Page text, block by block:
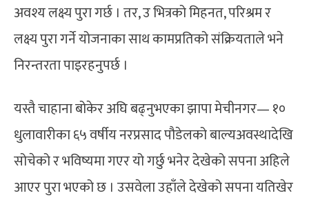
अवश्य लक्ष्य पुरा गर्छ । तर, उ भित्रको मिहनत, परिश्रम र
लक्ष्य पुरा गर्ने योजनाका साथ कामप्रतिको संक्रियताले भने
निरन्तरता पाइरहनुपर्छ ।
यस्तै चाहाना बोकेर अघि बढ्नुभएका झापा मेचीनगर— १०
धुलावारीका ६५ वर्षीय नरप्रसाद पौडेलको बाल्यअवस्थादेखि
सोचेको र भविष्यमा गएर यो गर्छु भनेर देखेको सपना अहिले
आएर पुरा भएको छ । उसवेला उहाँले देखेको सपना यतिखेर